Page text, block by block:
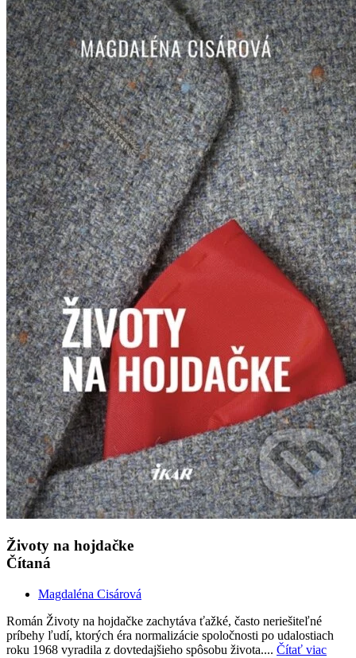
Životy na hojdačke
Čítaná
Magdaléna Cisárová
Román Životy na hojdačke zachytáva ťažké, často neriešiteľné
príbehy ľudí, ktorých éra normalizácie spoločnosti po udalostiach
roku 1968 vyradila z dovtedajšieho spôsobu života.... Čítať viac